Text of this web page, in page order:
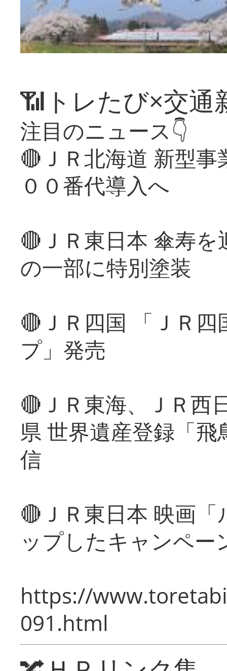
📶トレたび×交通
注目のニュース👇
🔴ＪＲ北海道 新型
００番代導入へ
🔴ＪＲ東日本 傘寿
の一部に特別塗装
🔴ＪＲ四国 「ＪＲ
プ」発売
🔴ＪＲ東海、ＪＲ西
県 世界遺産登録「
信
🔴ＪＲ東日本 映画
ップしたキャンペー
https://
091.html